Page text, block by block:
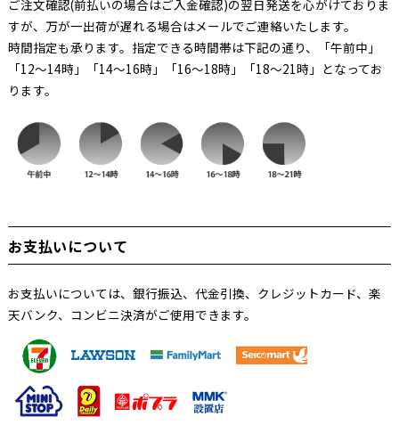
ご注文確認(前払いの場合はご入金確認)の翌日発送を心がけておりま
すが、万が一出荷が遅れる場合はメールでご連絡いたします。
時間指定も承ります。指定できる時間帯は下記の通り、「午前中」
「12～14時」「14～16時」「16～18時」「18～21時」となってお
ります。
お支払いについて
お支払いについては、銀行振込、代金引換、クレジットカード、楽
天バンク、コンビニ決済がご使用できます。